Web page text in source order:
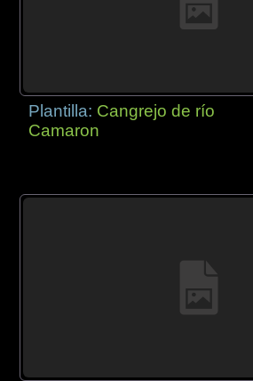
Plantilla: Cangrejo de río
Camaron